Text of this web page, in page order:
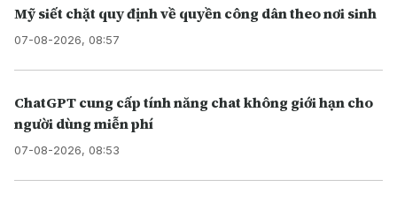
Mỹ siết chặt quy định về quyền công dân theo nơi sinh
07-08-2026, 08:57
ChatGPT cung cấp tính năng chat không giới hạn cho
người dùng miễn phí
07-08-2026, 08:53